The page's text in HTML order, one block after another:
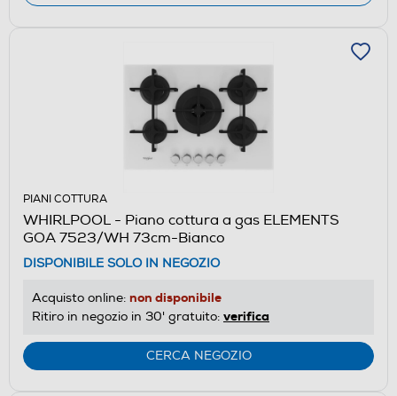
PIANI COTTURA
WHIRLPOOL - Piano cottura a gas ELEMENTS
GOA 7523/WH 73cm-Bianco
DISPONIBILE SOLO IN NEGOZIO
Acquisto online: non disponibile
Ritiro in negozio in 30' gratuito: verifica
CERCA NEGOZIO